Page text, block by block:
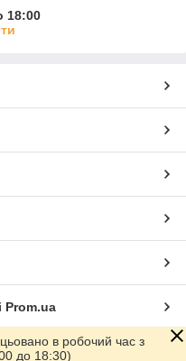
18:00
Prom.ua
в робочий час з
до 18:30)